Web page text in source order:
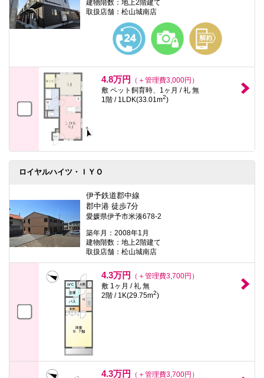
建物階数：地上2階建て
取扱店舗：松山城南店
4.8万円
（＋管理費3,000円）
敷 ペット飼育時、1ヶ月 / 礼 無
1階 / 1LDK(33.01m2)
ロイヤルハイツ・ＩＹＯ
伊予鉄道郡中線
郡中港 徒歩7分
愛媛県伊予市米湊678-2
築年月：2008年1月
建物階数：地上2階建て
取扱店舗：松山城南店
4.3万円
（＋管理費3,700円）
敷 1ヶ月 / 礼 無
2階 / 1K(29.75m2)
4.3万円
（＋管理費3,700円）